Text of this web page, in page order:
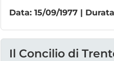
Data: 15/09/1977 |
Il Concilio di